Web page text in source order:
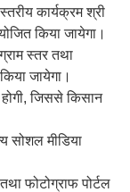
कार्यक्रम श्री
किया जायेगा।
स्तर तथा
जायेगा।
जिससे किसान
सोशल मीडिया
फोटोग्राफ पोर्टल